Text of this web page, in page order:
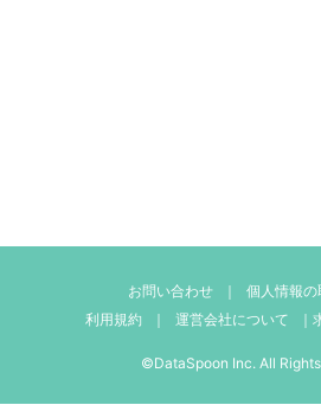
お問い合わせ ｜
個人情報
利用規約
｜ 運営会社について ｜
©DataSpoon Inc. All